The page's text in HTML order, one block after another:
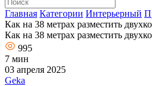
Главная Категории Интерьерный
Как на 38 метрах разместить
Как на 38 метрах разместить
995
7 мин
03 апреля 2025
Geka